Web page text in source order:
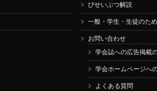
びせいぶつ解説
一般・学生・生徒のた
お問い合わせ
学会誌への広告掲載
学会ホームページへ
よくある質問